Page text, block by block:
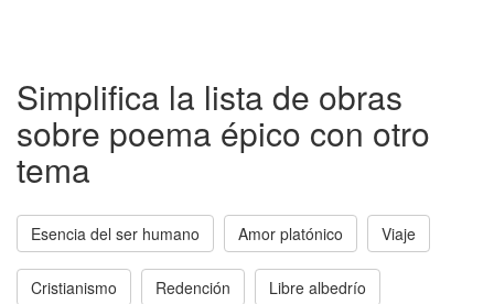
Simplifica la lista de obras
sobre poema épico con otro
tema
Esencia del ser humano Amor platónico Viaje
Cristianismo Redención Libre albedrío